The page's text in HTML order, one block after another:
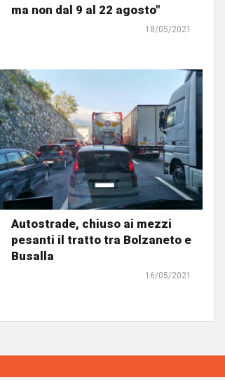
ma non dal 9 al 22 agosto"
18/05/2021
Autostrade, chiuso ai mezzi
pesanti il tratto tra Bolzaneto e
Busalla
16/05/2021